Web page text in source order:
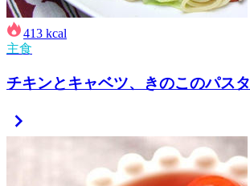
413 kcal
主食
チキンとキャベツ、きのこのパスタ